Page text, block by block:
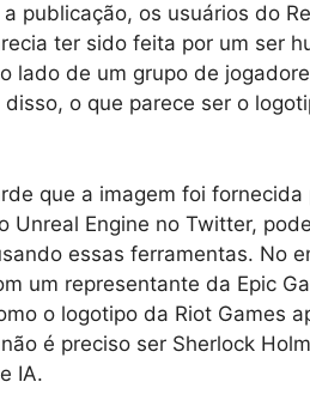
publicação, os usuários do
ter sido feita por um ser
lado de um grupo de
o que parece ser o
que a imagem foi
Unreal Engine no Twitter,
essas ferramentas. No
um representante da Epic
o logotipo da Riot Games
é preciso ser Sherlock
IA.